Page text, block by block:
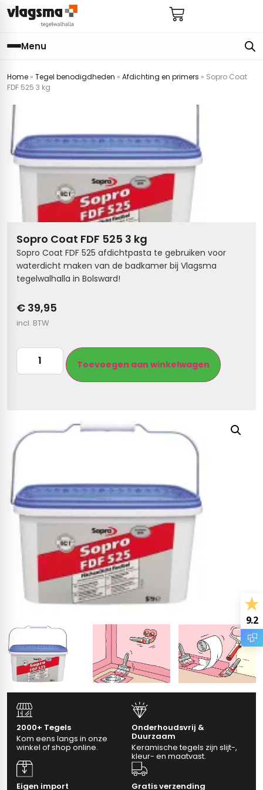
Menu
Home » Tegel benodigdheden » Afdichting en primers » Sopro Coat
FDF 525 3 kg
2000+ Tegels
Kom eens langs in onze
winkel of shop online.
Onderhoudsvrij &
Duurzaam
Keramische tegels zijn slijt-,
kleur- en maatvast.
Eigen import
Gratis verzending
Sopro Coat FDF 525 3 kg
Sopro Coat FDF 525 afdichtpasta te gebruiken voor
waterdicht maken van de badkamer bij Vlagsma
tegelwalhalla in Bolsward!
€ 39,95
incl. BTW
Toevoegen aan winkelwagen
9.2
badkamer
hal
woonkamer
(kloostertegels)
tegels
tegels
vloertegels
badkamer
bijkeuken
toilet
betonlook
marmerlook
tegels
wandtegels
wandtegels
(tot €25)